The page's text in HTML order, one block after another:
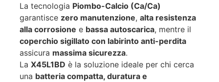
La tecnologia Piombo-Calcio (Ca/Ca)
garantisce zero manutenzione, alta resistenza
alla corrosione e bassa autoscarica, mentre il
coperchio sigillato con labirinto anti-perdita
assicura massima sicurezza.
La X45L1BD è la soluzione ideale per chi cerca
una batteria compatta, duratura e